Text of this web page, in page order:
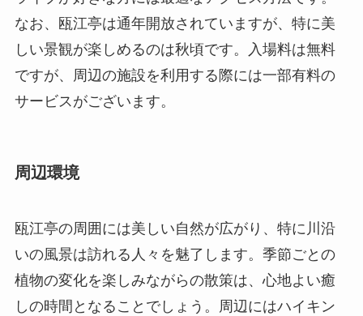
周辺環境
瓯江亭の周囲には美しい自然が広がり、特に川沿
しの時間となることでしょう。周辺にはハイキン
にもおすすめです。
近隣には地元のレストランやカフェも点在してお